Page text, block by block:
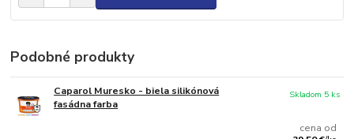
Podobné produkty
Caparol Muresko - biela silikónová
fasádna farba
cena od
Skladom 5 ks